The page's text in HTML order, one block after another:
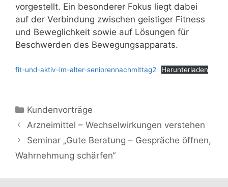
vorgestellt. Ein besonderer Fokus liegt dabei
auf der Verbindung zwischen geistiger Fitness
und Beweglichkeit sowie auf Lösungen für
Beschwerden des Bewegungsapparats.
fit-und-aktiv-im-alter-seniorennachmittag2 Herunterladen
Kategorien
Kundenvorträge
Arzneimittel – Wechselwirkungen verstehen
Seminar „Gute Beratung – Gespräche öffnen,
Wahrnehmung schärfen“